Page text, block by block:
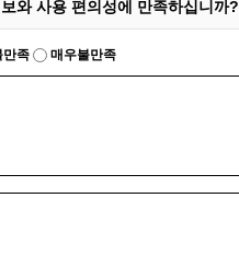
시민건의
고향사랑기부제
와 사용 편의성에 만족하십니까?
만족 매우불만족